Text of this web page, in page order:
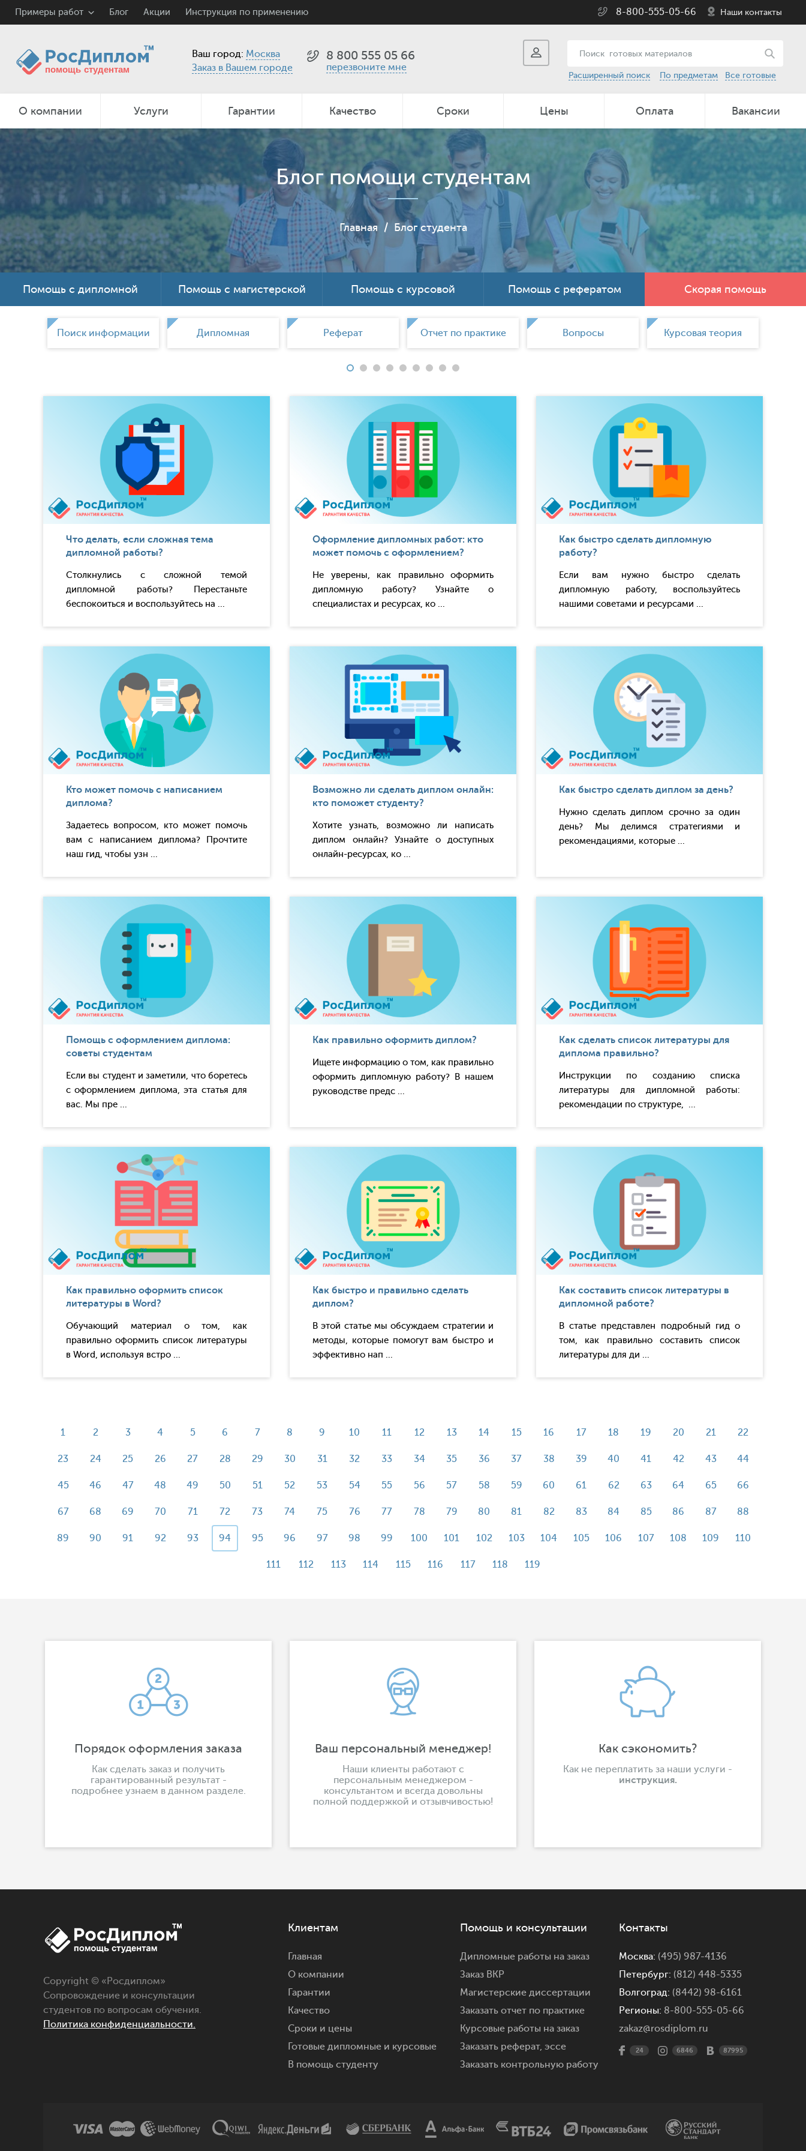
Примеры работ Блог Акции Инструкция по применению 8-800-555-05-66 Наши контакты
Ваш город: Москва
Заказ в Вашем городе
8 800 555 05 66
перезвоните мне
Расширенный поиск По предметам Все готовые
О компании Услуги Гарантии Качество Сроки Цены Оплата Вакансии
Блог помощи студентам
Главная / Блог студента
Помощь с дипломной Помощь с магистерской Помощь с курсовой Помощь с рефератом Скорая помощь
Поиск информации Дипломная Реферат Отчет по практике Вопросы Курсовая теория
Что делать, если сложная тема
дипломной работы?
Столкнулись с сложной темой
дипломной работы? Перестаньте
беспокоиться и воспользуйтесь на ...
Оформление дипломных работ: кто
может помочь с оформлением?
Не уверены, как правильно оформить
дипломную работу? Узнайте о
специалистах и ресурсах, ко ...
Как быстро сделать дипломную
работу?
Если вам нужно быстро сделать
дипломную работу, воспользуйтесь
нашими советами и ресурсами ...
Кто может помочь с написанием
диплома?
Задаетесь вопросом, кто может помочь
вам с написанием диплома? Прочтите
наш гид, чтобы узн ...
Возможно ли сделать диплом онлайн:
кто поможет студенту?
Хотите узнать, возможно ли написать
диплом онлайн? Узнайте о доступных
онлайн-ресурсах, ко ...
Как быстро сделать диплом за день?
Нужно сделать диплом срочно за один
день? Мы делимся стратегиями и
рекомендациями, которые ...
Помощь с оформлением диплома:
советы студентам
Если вы студент и заметили, что боретесь
с оформлением диплома, эта статья для
вас. Мы пре ...
Как правильно оформить диплом?
Ищете информацию о том, как правильно
оформить дипломную работу? В нашем
руководстве предс ...
Как сделать список литературы для
диплома правильно?
Инструкции по созданию списка
литературы для дипломной работы:
рекомендации по структуре, ...
Как правильно оформить список
литературы в Word?
Обучающий материал о том, как
правильно оформить список литературы
в Word, используя встро ...
Как быстро и правильно сделать
диплом?
В этой статье мы обсуждаем стратегии и
методы, которые помогут вам быстро и
эффективно нап ...
Как составить список литературы в
дипломной работе?
В статье представлен подробный гид о
том, как правильно составить список
литературы для ди ...
1 2 3 4 5 6 7 8 9 10 11 12 13 14 15 16 17 18 19 20 21 22
23 24 25 26 27 28 29 30 31 32 33 34 35 36 37 38 39 40 41 42 43 44
45 46 47 48 49 50 51 52 53 54 55 56 57 58 59 60 61 62 63 64 65 66
67 68 69 70 71 72 73 74 75 76 77 78 79 80 81 82 83 84 85 86 87 88
89 90 91 92 93 94 95 96 97 98 99 100 101 102 103 104 105 106 107 108 109 110
111 112 113 114 115 116 117 118 119
Порядок оформления заказа
Как сделать заказ и получить
гарантированный результат -
подробнее узнаем в данном разделе.
Ваш персональный менеджер!
Наши клиенты работают с
персональным менеджером -
консультантом и всегда довольны
полной поддержкой и отзывчивостью!
Как сэкономить?
Как не переплатить за наши услуги -
инструкция.
Copyright © « Росдиплом»
Сопровождение и консультации
студентов по вопросам обучения.
Политика конфиденциальности.
Контакты
Москва: (495) 987-4136
Петербург: (812) 448-5335
Волгоград: (8442) 98-6161
Регионы: 8-800-555-05-66
zakaz@rosdiplom.ru
24 6846 87995
Клиентам
Главная
О компании
Гарантии
Качество
Сроки и цены
Готовые дипломные и курсовые
В помощь студенту
Помощь и консультации
Дипломные работы на заказ
Заказ ВКР
Магистерские диссертации
Заказать отчет по практике
Курсовые работы на заказ
Заказать реферат, эссе
Заказать контрольную работу